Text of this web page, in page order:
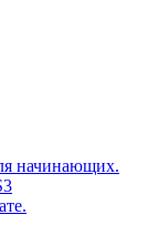
начинающих.